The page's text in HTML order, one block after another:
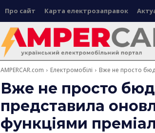
Про сайт Карта електрозаправок
AMPERCAR.com Електромобілі Вже не просто
Вже не просто
представила
функціями